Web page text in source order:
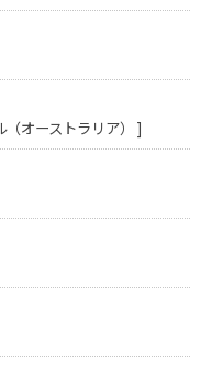
オーストラリア） ]